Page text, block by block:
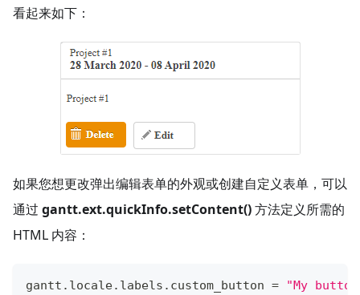
看起来如下：
如果您想更改弹出编辑表单的外观或创建自定义表单，可以
通过 gantt.ext.quickInfo.setContent()方法定义所需的
HTML 内容：
gantt . locale. labels . custom_button =
"My